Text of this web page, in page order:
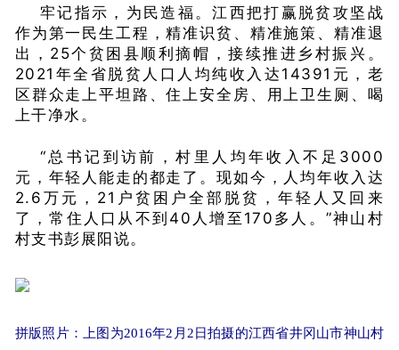
牢记指示，为民造福。江西把打赢脱贫攻坚战
作为第一民生工程，精准识贫、精准施策、精准退
出，25个贫困县顺利摘帽，接续推进乡村振兴。
2021年全省脱贫人口人均纯收入达14391元，老
区群众走上平坦路、住上安全房、用上卫生厕、喝
上干净水。
“总书记到访前，村里人均年收入不足3000
元，年轻人能走的都走了。现如今，人均年收入达
2.6万元，21户贫困户全部脱贫，年轻人又回来
了，常住人口从不到40人增至170多人。”神山村
村支书彭展阳说。
拼版照片：上图为2016年2月2日拍摄的江西省井冈山市神山村